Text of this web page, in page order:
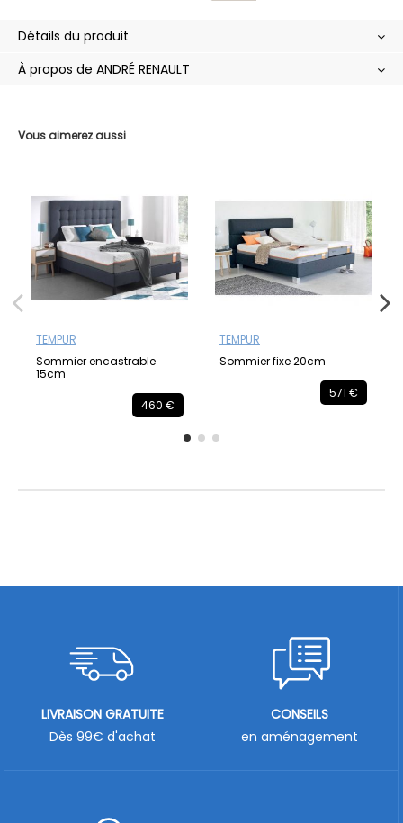
Vous aimerez aussi
TEMPUR
Sommier encastrable
15cm
460 €
TEMPUR
Sommier fixe 20cm
571 €
Détails du produit
À propos de ANDRÉ RENAULT
LIVRAISON GRATUITE
Dès 99€ d'achat
CONSEILS
en aménagement